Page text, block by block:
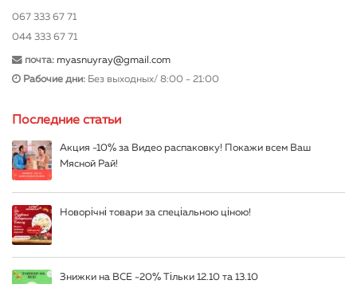
067 333 67 71
044 333 67 71
почта: myasnuyray@gmail.com
Рабочие дни: Без выходных/ 8:00 - 21:00
Последние статьи
Акция -10% за Видео распаковку! Покажи всем Ваш
Мясной Рай!
Новорічні товари за спеціальною ціною!
Знижки на ВСЕ -20% Тільки 12.10 та 13.10